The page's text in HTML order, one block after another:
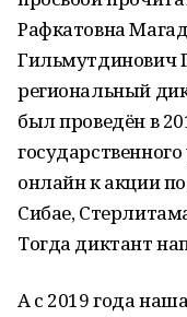
Рафкатовна
Гильмутдинович
региональный
был проведён в
онлайн к акции
Сибае,
Тогда диктант
А с 2019 года